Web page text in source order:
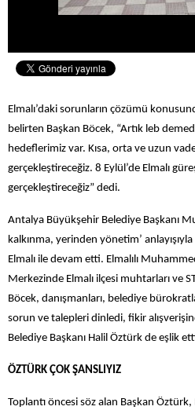
Elmalı’daki sorunların çözümü
belirten Başkan Böcek, “Artık leb
hedeflerimiz var. Kısa, orta ve uzun
gerçekleştireceğiz. 8 Eylül’de Elmalı
gerçekleştireceğiz” dedi.
Antalya Büyükşehir Belediye Başkanı
kalkınma, yerinden yönetim’
Elmalı ile devam etti. Elmalılı
Merkezinde Elmalı ilçesi muhtarları ve
Böcek, danışmanları, belediye
sorun ve talepleri dinledi, fikir
Belediye Başkanı Halil Öztürk de eşlik
ÖZTÜRK ÇOK ŞANSLIYIZ
Toplantı öncesi söz alan Başkan Öztürk,